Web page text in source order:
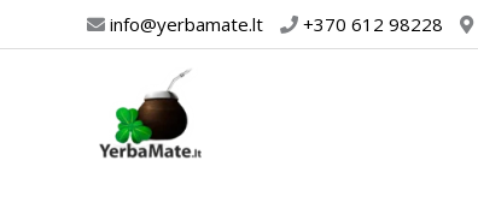
prie
info@yerbamate.lt +370 612 98228